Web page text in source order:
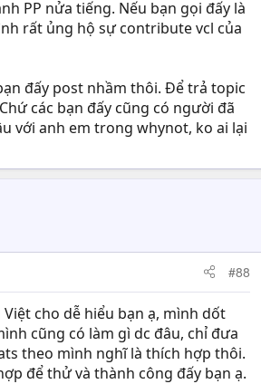
PP nửa tiếng. Nếu bạn gọi đấy là
rất ủng hộ sự contribute vcl của
đấy post nhầm thôi. Để trả topic
các bạn đấy cũng có người đã
với anh em trong whynot, ko ai lại
#88
cho dễ hiểu bạn ạ, mình dốt
cũng có làm gì dc đâu, chỉ đưa
theo mình nghĩ là thích hợp thôi.
để thử và thành công đấy bạn ạ.